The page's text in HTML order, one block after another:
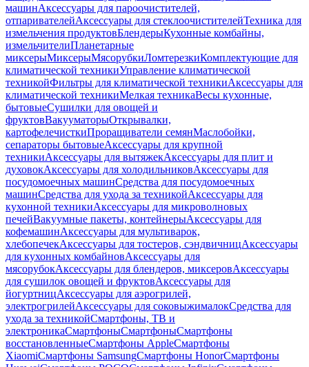
машинАксессуары для пароочистителей,
отпаривателейАксессуары для стеклоочистителейТехника для
измельчения продуктовБлендерыКухонные комбайны,
измельчителиПланетарные
миксерыМиксерыМясорубкиЛомтерезкиКомплектующие для
климатической техникиУправление климатической
техникойФильтры для климатической техникиАксессуары для
климатической техникиМелкая техникаВесы кухонные,
бытовыеСушилки для овощей и
фруктовВакууматорыОткрывалки,
картофелечисткиПроращиватели семянМаслобойки,
сепараторы бытовыеАксессуары для крупной
техникиАксессуары для вытяжекАксессуары для плит и
духовокАксессуары для холодильниковАксессуары для
посудомоечных машинСредства для посудомоечных
машинСредства для ухода за техникойАксессуары для
кухонной техникиАксессуары для микроволновых
печейВакуумные пакеты, контейнерыАксессуары для
кофемашинАксессуары для мультиварок,
хлебопечекАксессуары для тостеров, сэндвичницАксессуары
для кухонных комбайновАксессуары для
мясорубокАксессуары для блендеров, миксеровАксессуары
для сушилок овощей и фруктовАксессуары для
йогуртницАксессуары для аэрогрилей,
электрогрилейАксессуары для соковыжималокСредства для
ухода за техникойСмартфоны, ТВ и
электроникаСмартфоныСмартфоныСмартфоны
восстановленныеСмартфоны AppleСмартфоны
XiaomiСмартфоны SamsungСмартфоны HonorСмартфоны